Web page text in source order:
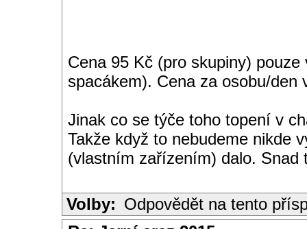
Cena 95 Kč (pro skupiny)
spacákem). Cena za osobu/
Jinak co se týče toho topení v
Takže když to nebudeme nikde
(vlastním zařízením) dalo.
Volby: Odpovědět na tento